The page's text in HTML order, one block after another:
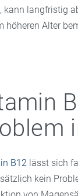
kann langfristig
höheren Alter
B12 lässt sich
kein